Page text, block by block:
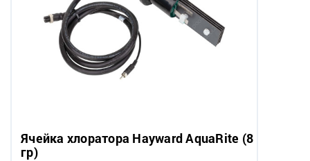
Ячейка хлоратора Hayward AquaRite (8
гр)